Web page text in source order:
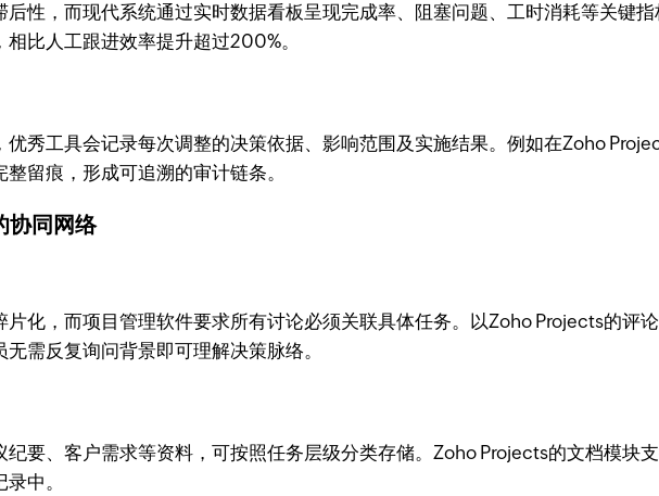
性，而现代系统通过实时数据看板呈现完成率、阻塞问题、工时消耗等关键
比人工跟进效率提升超过200%。
优秀工具会记录每次调整的决策依据、影响范围及实施结果。例如在Zoho
留痕，形成可追溯的审计链条。
协同网络
化，而项目管理软件要求所有讨论必须关联具体任务。以Zoho Projects的评
需反复询问背景即可理解决策脉络。
要、客户需求等资料，可按照任务层级分类存储。Zoho Projects的文档模块
中。